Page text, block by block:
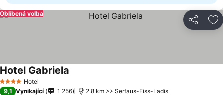
Sdílet
Oblíbená volba
4 Počet hvězdiček
Hotel
Hotel Gabriela
9,1 Vynikající 1 256 2.8 km >> Serfaus-Fiss-Ladis